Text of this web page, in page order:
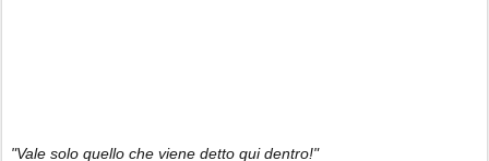
"Vale solo quello che viene detto qui dentro!"